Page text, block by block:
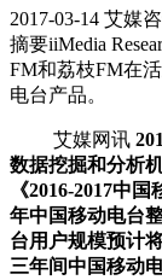
2017-03-14 艾媒
摘要iiMedia
FM和荔枝FM在
电台产品。
艾媒网讯
数据挖掘和分析
《2016-2017中
年中国移动电台
台用户规模预计
三年间中国移动